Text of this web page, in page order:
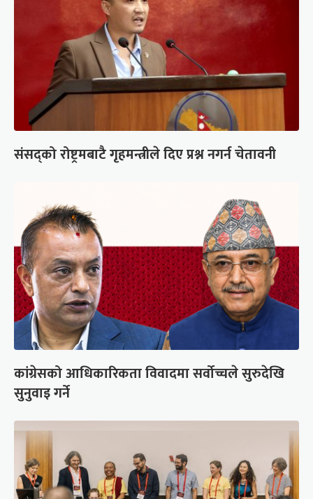
संसद्को रोष्ट्रमबाटै गृहमन्त्रीले दिए प्रश्न नगर्न चेतावनी
कांग्रेसको आधिकारिकता विवादमा सर्वोच्चले सुरुदेखि
सुनुवाइ गर्ने